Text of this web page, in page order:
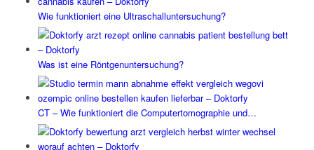
Wie funktioniert eine Ultraschalluntersuchung?
Was ist eine Röntgenuntersuchung?
CT – Wie funktioniert die Computertomographie und…